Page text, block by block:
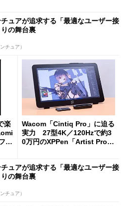
ュアが追求する「最適なユーザー接
の舞台裏
チュア）
楽
の
Wacom「Cintiq Pro」に迫る
実力 27型4K／120Hzで約3
0万円のXPPen「Artist Pro 2
ュアが追求する「最適なユーザー接
の舞台裏
チュア）